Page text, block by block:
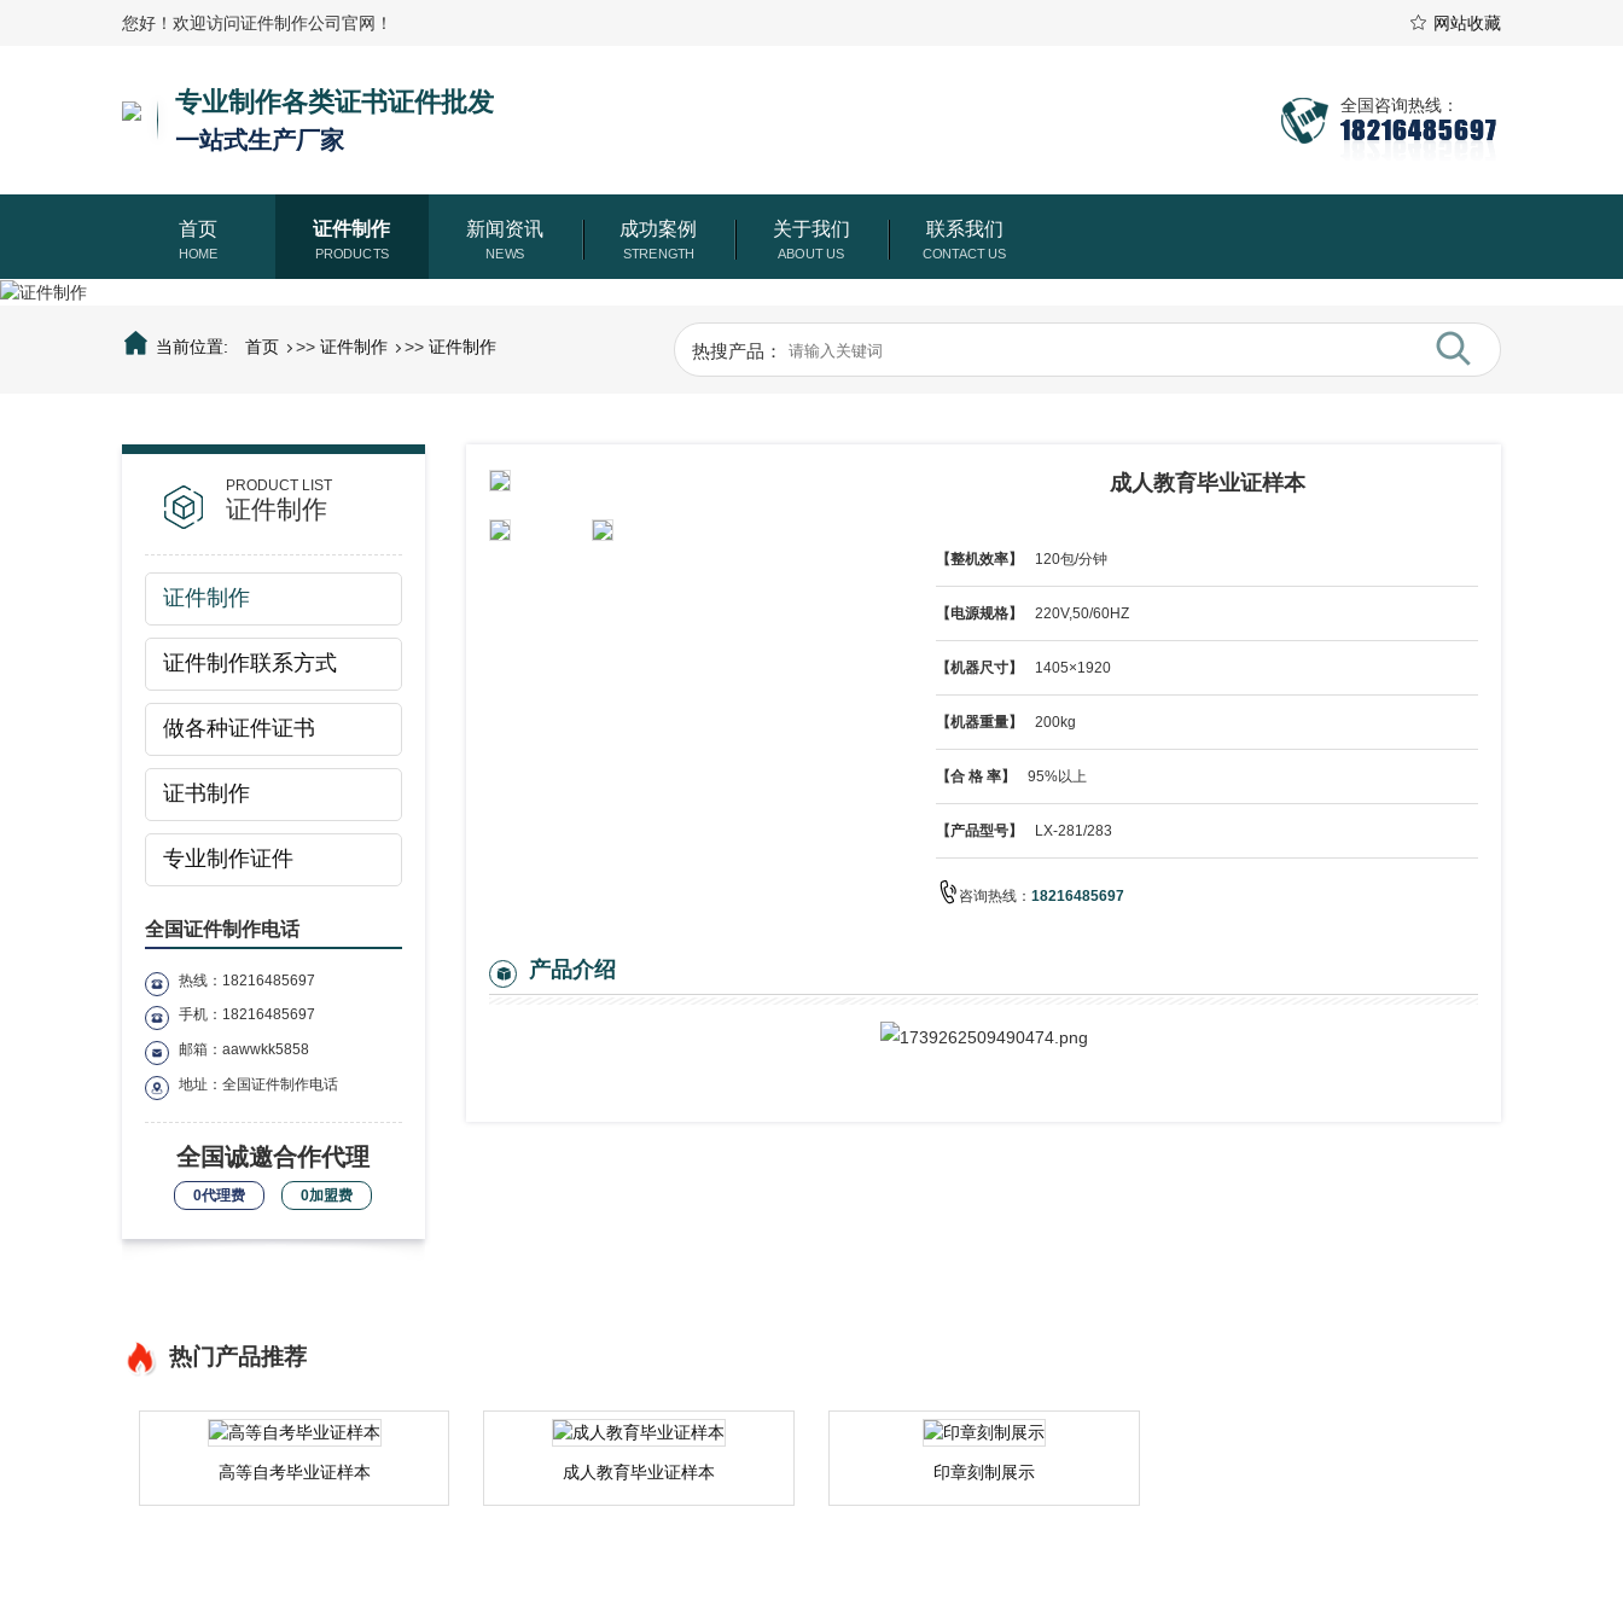
您好！欢迎访问证件制作公司官网！ 网站收藏
专业制作各类证书证件批发
一站式生产厂家
全国咨询热线：
18216485697
首页 证件制作 新闻资讯 成功案例 关于我们 联系我们
当前位置: 首页 >>证件制作 >>证件制作 热搜产品：
证件制作
证件制作
证件制作联系方式
做各种证件证书
证书制作
专业制作证件
全国证件制作电话
热线：18216485697
手机：18216485697
邮箱：aawwkk5858
地址：全国证件制作电话
全国诚邀合作代理
0代理费 0加盟费
成人教育毕业证样本
【整机效率】 120包/分钟
【电源规格】 220V,50/60HZ
【机器尺寸】 1405×1920
【机器重量】 200kg
【合 格 率】 95%以上
【产品型号】 LX-281/283
咨询热线： 18216485697
产品介绍
热门产品推荐
高等自考毕业证样本 成人教育毕业证样本 印章刻制展示